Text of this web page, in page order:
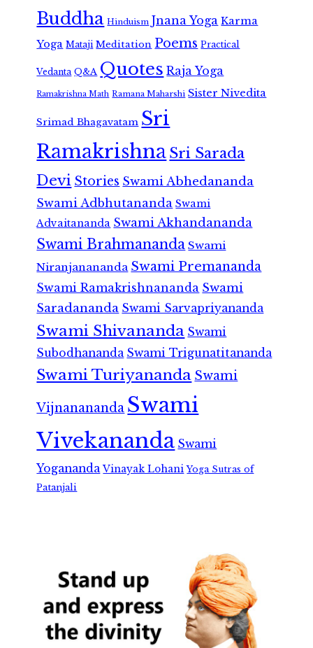
Buddha Hinduism Jnana Yoga Karma
Yoga Mataji Meditation Poems Practical
Vedanta Q&A Quotes Raja Yoga
Ramakrishna Math Ramana Maharshi Sister Nivedita
Srimad Bhagavatam Sri
RamakrishnaSri Sarada
Devi Stories Swami Abhedananda
Swami Adbhutananda Swami
Advaitananda Swami Akhandananda
Swami Brahmananda Swami
Niranjanananda Swami Premananda
Swami Ramakrishnananda Swami
Saradananda Swami Sarvapriyananda
Swami Shivananda Swami
Subodhananda Swami Trigunatitananda
Swami Turiyananda Swami
Vijnanananda Swami
Vivekananda Swami
Yogananda Vinayak Lohani Yoga Sutras of
Patanjali